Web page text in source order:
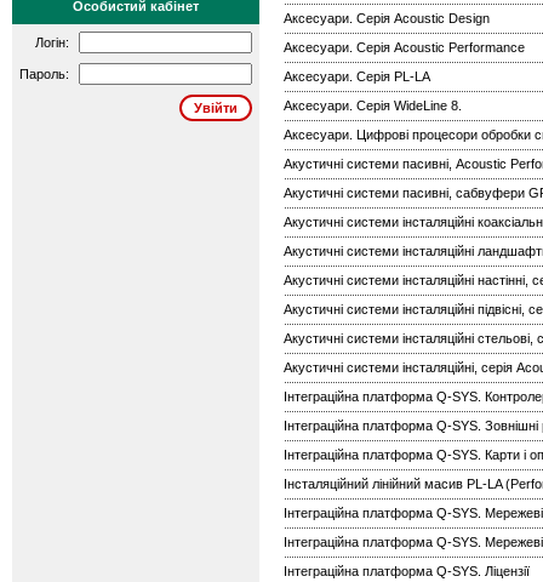
Особистий кабінет
Логін:
Пароль:
Аксесуари. Серія Acoustic Design
Аксесуари. Серія Acoustic Performance
Аксесуари. Серія PL-LA
Аксесуари. Серія WideLine 8.
Аксесуари. Цифрові процесори обробки
Акустичні системи пасивні, Acoustic
Акустичні системи пасивні, сабвуфери
Акустичні системи інсталяційні
Акустичні системи інсталяційні
Акустичні системи інсталяційні настінні,
Акустичні системи інсталяційні підвісні,
Акустичні системи інсталяційні
Акустичні системи інсталяційні, серія
Інтеграційна платформа Q-SYS.
Інтеграційна платформа Q-SYS. Зовнішні
Інтеграційна платформа Q-SYS. Карти і
Інсталяційний лінійний масив PL-LA
Інтеграційна платформа Q-SYS.
Інтеграційна платформа Q-SYS. Мережеві
Інтеграційна платформа Q-SYS. Ліцензії